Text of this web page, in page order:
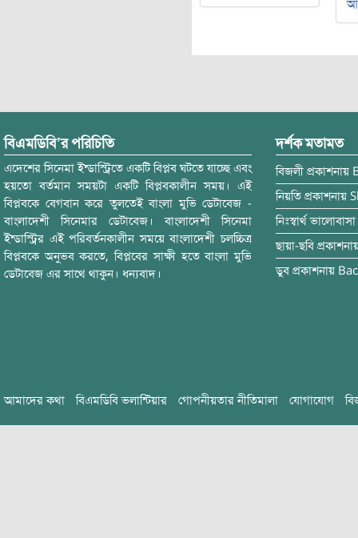
বিএমডিবি’র পরিচিতি
এদেশের সিনেমা ইন্ডাস্ট্রিতে একটি বিপ্লব ঘটতে যাচ্ছে এবং
হয়তো বর্তমান সময়টা একটি বিপ্লবকালীন সময়। এই
বিপ্লবকে বেগবান করে তুলতেই বাংলা মুভি ডেটাবেজ -
বাংলাদেশী সিনেমার ডেটাবেজ। বাংলাদেশী সিনেমা
ইন্ডাস্ট্রির এই পরিবর্তনকালীন সময়ে বাংলাদেশী চলচ্চিত্র
বিপ্লবকে অনুভব করতে, বিপ্লবের সাক্ষী হতে বাংলা মুভি
ডেটাবেজ এর সাথে থাকুন। ধন্যবাদ।
দর্শক মতামত
বিজলী প্রকাশনায়
নিয়তি প্রকাশনায়
নিঃস্বার্থ ভালোবাসা
ছায়া-ছবি
ডুব প্রকাশনায়
আমাদের কথা বিএমডিবি ভলান্টিয়ার গোপনীয়তার নীতিমালা যোগাযোগ